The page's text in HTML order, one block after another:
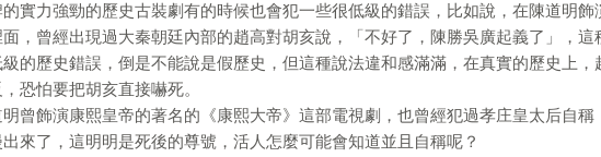
實力強勁的歷史古裝劇有的時候也會犯一些很低級的錯誤，比如說，在陳道明飾
，曾經出現過大秦朝廷內部的趙高對胡亥說，「不好了，陳勝吳廣起義了」，這
的歷史錯誤，倒是不能說是假歷史，但這種說法違和感滿滿，在真實的歷史上，
恐怕要把胡亥直接嚇死。
曾飾演康熙皇帝的著名的《康熙大帝》這部電視劇，也曾經犯過孝庄皇太后自稱
來了，這明明是死後的尊號，活人怎麼可能會知道並且自稱呢？